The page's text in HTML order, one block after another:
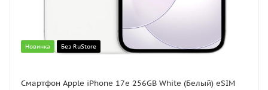
Новинка Без RuStore
Смартфон Apple iPhone 17e 256GB White (Белый) eSIM